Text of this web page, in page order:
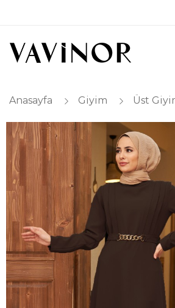
Anasayfa Giyim Üst